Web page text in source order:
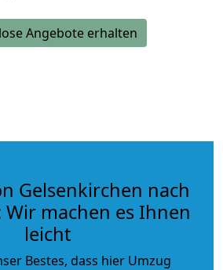
Angebote erhalten
Gelsenkirchen nach
machen es Ihnen
leicht
Bestes, dass hier Umzug